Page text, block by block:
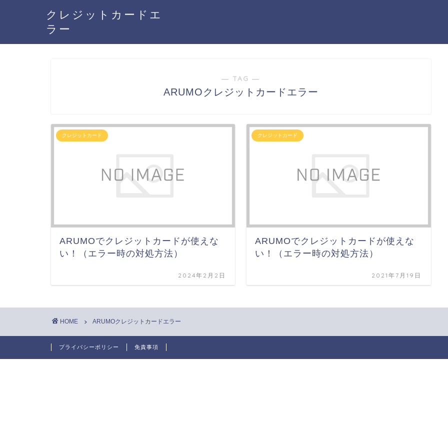
クレジットカードエ
ラー
― TAG ―
ARUMOクレジットカードエラー
クレジットカード
ARUMOでクレジットカードが使えな
い！（エラー時の対処方法）
2024年2月2日
クレジットカード
ARUMOでクレジットカードが使えな
い！（エラー時の対処方法）
2021年7月19日
HOME ARUMOクレジットカードエラー
プライバシーポリシー 免責事項